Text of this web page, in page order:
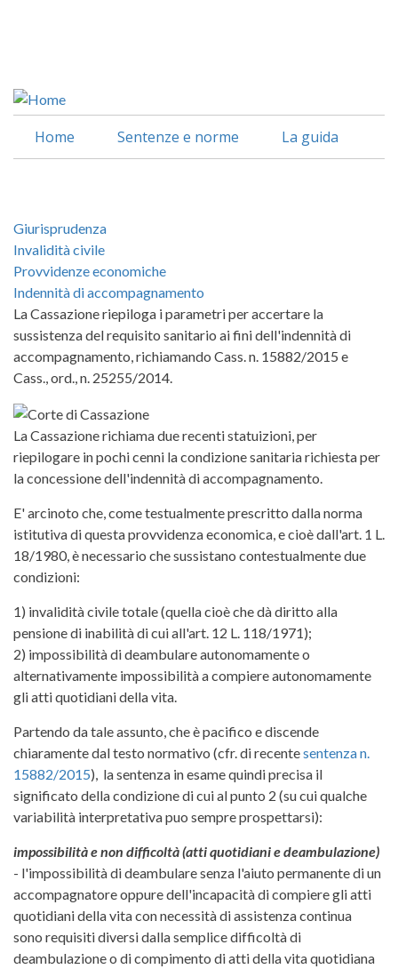
Home Sentenze e norme La guida
Giurisprudenza
Invalidità civile
Provvidenze economiche
Indennità di accompagnamento
La Cassazione riepiloga i parametri per accertare la
sussistenza del requisito sanitario ai fini dell'indennità di
accompagnamento, richiamando Cass. n. 15882/2015 e
Cass., ord., n. 25255/2014.
La Cassazione richiama due recenti statuizioni, per
riepilogare in pochi cenni la condizione sanitaria richiesta per
la concessione dell'indennità di accompagnamento.
E' arcinoto che, come testualmente prescritto dalla norma
istitutiva di questa provvidenza economica, e cioè dall'art. 1 L.
18/1980, è necessario che sussistano contestualmente due
condizioni:
1) invalidità civile totale (quella cioè che dà diritto alla
pensione di inabilità di cui all'art. 12 L. 118/1971);
2) impossibilità di deambulare autonomamente o
alternativamente impossibilità a compiere autonomamente
gli atti quotidiani della vita.
Partendo da tale assunto, che è pacifico e discende
chiaramente dal testo normativo (cfr. di recentesentenza n.
15882/2015), la sentenza in esame quindi precisa il
significato della condizione di cui al punto 2 (su cui qualche
variabilità interpretativa puo sempre prospettarsi):
impossibilità e non difficoltà (atti quotidiani e deambulazione)
- l'impossibilità di deambulare senza l'aiuto permanente di un
accompagnatore oppure dell'incapacità di compiere gli atti
quotidiani della vita con necessità di assistenza continua
sono requisiti diversi dalla semplice difficoltà di
deambulazione o di compimento di atti della vita quotidiana